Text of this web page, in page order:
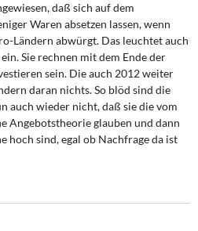
daß sich auf dem
Waren absetzen lassen, wenn
Ländern abwürgt. Das leuchtet auch
Sie rechnen mit dem Ende der
sein. Die auch 2012 weiter
daran nichts. So blöd sind die
auch wieder nicht, daß sie die vom
Angebotstheorie glauben und dann
hoch sind, egal ob Nachfrage da ist